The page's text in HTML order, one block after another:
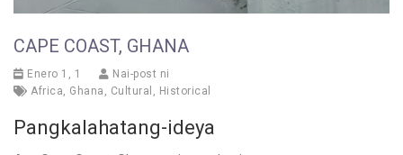
CAPE COAST, GHANA
Enero 1, 1
Nai-post ni
Africa
Ghana Cultural Historical
Pangkalahatang-ideya